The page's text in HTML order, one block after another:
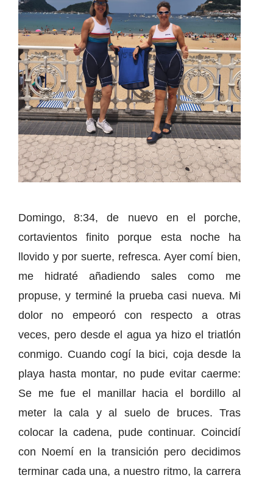
Domingo, 8:34, de nuevo en el porche,
cortavientos finito porque esta noche ha
llovido y por suerte, refresca. Ayer comí bien,
me hidraté añadiendo sales como me
propuse, y terminé la prueba casi nueva. Mi
dolor no empeoró con respecto a otras
veces, pero desde el agua ya hizo el triatlón
conmigo. Cuando cogí la bici, coja desde la
playa hasta montar, no pude evitar caerme:
Se me fue el manillar hacia el bordillo al
meter la cala y al suelo de bruces. Tras
colocar la cadena, pude continuar. Coincidí
con Noemí en la transición pero decidimos
terminar cada una, a nuestro ritmo, la carrera